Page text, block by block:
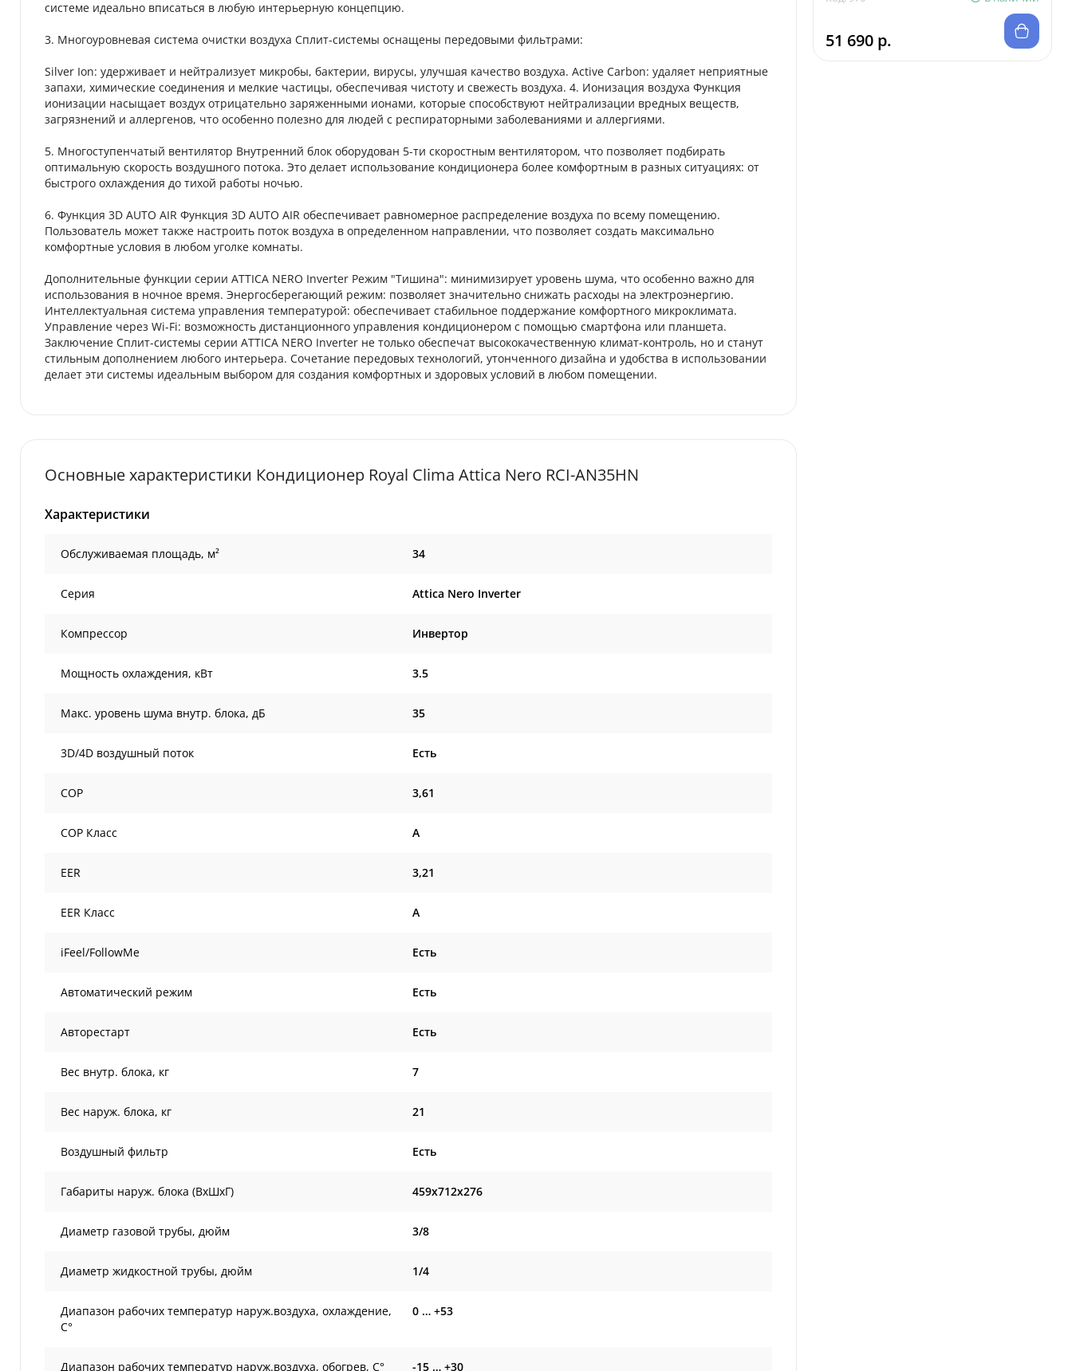
системе идеально вписаться в любую интерьерную концепцию.
3. Многоуровневая система очистки воздуха Сплит-системы оснащены передовыми фильтрами:
Silver Ion: удерживает и нейтрализует микробы, бактерии, вирусы, улучшая качество воздуха. Active Carbon: удаляет неприятные
запахи, химические соединения и мелкие частицы, обеспечивая чистоту и свежесть воздуха. 4. Ионизация воздуха Функция
ионизации насыщает воздух отрицательно заряженными ионами, которые способствуют нейтрализации вредных веществ,
загрязнений и аллергенов, что особенно полезно для людей с респираторными заболеваниями и аллергиями.
5. Многоступенчатый вентилятор Внутренний блок оборудован 5-ти скоростным вентилятором, что позволяет подбирать
оптимальную скорость воздушного потока. Это делает использование кондиционера более комфортным в разных ситуациях: от
быстрого охлаждения до тихой работы ночью.
6. Функция 3D AUTO AIR Функция 3D AUTO AIR обеспечивает равномерное распределение воздуха по всему помещению.
Пользователь может также настроить поток воздуха в определенном направлении, что позволяет создать максимально
комфортные условия в любом уголке комнаты.
Дополнительные функции серии ATTICA NERO Inverter Режим "Тишина": минимизирует уровень шума, что особенно важно для
использования в ночное время. Энергосберегающий режим: позволяет значительно снижать расходы на электроэнергию.
Интеллектуальная система управления температурой: обеспечивает стабильное поддержание комфортного микроклимата.
Управление через Wi-Fi: возможность дистанционного управления кондиционером с помощью смартфона или планшета.
Заключение Сплит-системы серии ATTICA NERO Inverter не только обеспечат высококачественную климат-контроль, но и станут
стильным дополнением любого интерьера. Сочетание передовых технологий, утонченного дизайна и удобства в использовании
делает эти системы идеальным выбором для создания комфортных и здоровых условий в любом помещении.
Основные характеристики Кондиционер Royal Clima Attica Nero RCI-AN35HN
Характеристики
Обслуживаемая площадь, м² 34
Серия Attica Nero Inverter
Компрессор Инвертор
Мощность охлаждения, кВт 3.5
Макс. уровень шума внутр. блока, дБ 35
3D/4D воздушный поток Есть
COP 3,61
COP Класс A
EER 3,21
EER Класс A
iFeel/FollowMe Есть
Автоматический режим Есть
Авторестарт Есть
Вес внутр. блока, кг 7
Вес наруж. блока, кг 21
Воздушный фильтр Есть
Габариты наруж. блока (ВxШxГ) 459x712x276
Диаметр газовой трубы, дюйм 3/8
Диаметр жидкостной трубы, дюйм 1/4
Диапазон рабочих температур наруж.воздуха, охлаждение,
С°
0 … +53
Диапазон рабочих температур наруж.воздуха, обогрев, С° -15 … +30
51 690 р.